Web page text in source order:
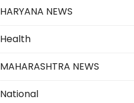
HARYANA NEWS
Health
MAHARASHTRA NEWS
National